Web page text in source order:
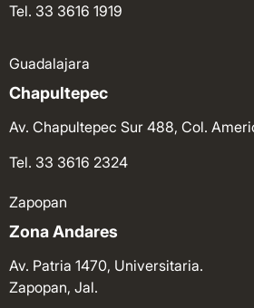
Tel. 33 3616 1919
Guadalajara
Chapultepec
Av. Chapultepec Sur 488, Col.
Tel. 33 3616 2324
Zapopan
Zona Andares
Av. Patria 1470, Universitaria.
Zapopan, Jal.